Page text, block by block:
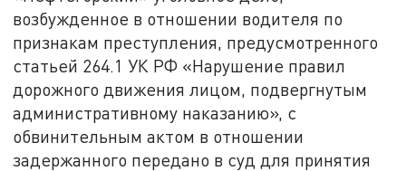
возбужденное в отношении водителя по
признакам преступления, предусмотренного
статьей 264.1 УК РФ «Нарушение правил
дорожного движения лицом, подвергнутым
административному наказанию», с
обвинительным актом в отношении
задержанного передано в суд для принятия